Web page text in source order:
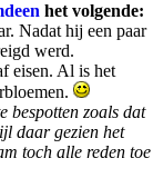
het volgende:
Nadat hij een paar
werd.
eisen. Al is het
bespotten zoals dat
daar gezien het
toch alle reden toe